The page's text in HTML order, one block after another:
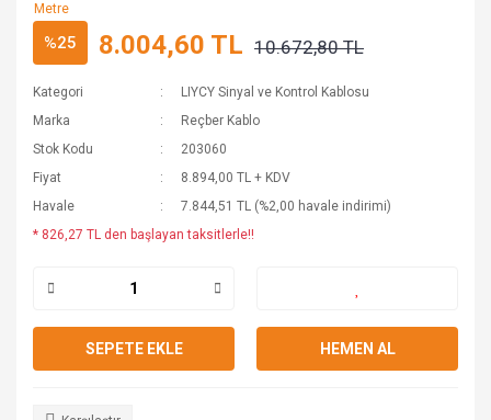
%25 8.004,60 TL 10.672,80 TL
Kategori
LIYCY Sinyal ve Kontrol Kablosu
Marka
Reçber Kablo
Stok Kodu
203060
Fiyat
8.894,00 TL + KDV
Havale
7.844,51 TL (%2,00 havale indirimi)
* 826,27 TL den başlayan taksitlerle!!
SEPETE EKLE HEMEN AL